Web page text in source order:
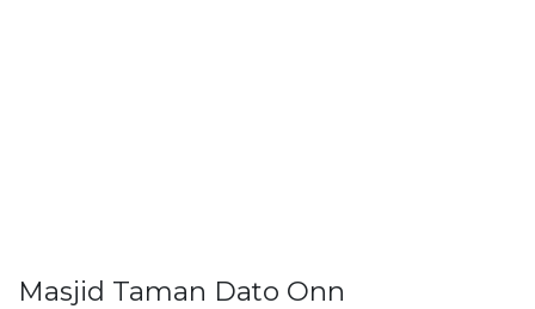
Masjid Taman Dato Onn